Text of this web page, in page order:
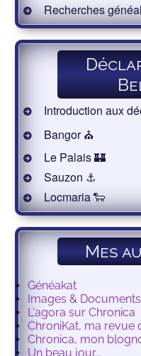
Recherches
Introduction aux
Bangor ⛪️
Le Palais 🏰
Sauzon ⚓️
Locmaria 🐑
Mes
Généakat
Images &
L'agora sur Chronica
ChroniKat, ma revue
Chronica, mon
Un beau jour...